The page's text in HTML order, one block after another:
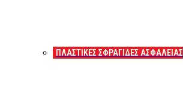
ΠΛΑΣΤΙΚΕΣ ΣΦΡΑΓΙΔΕΣ ΑΣΦΑΛΕΙΑΣ